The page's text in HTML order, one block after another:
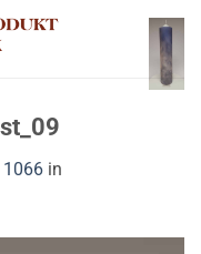
1066 in